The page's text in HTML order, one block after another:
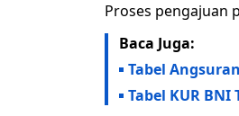
Proses pengajuan
Baca Juga:
Tabel
Tabel KUR BNI